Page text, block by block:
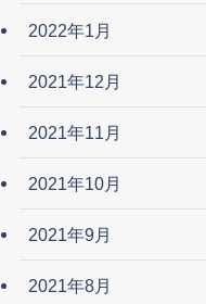
2022年1月
2021年12月
2021年11月
2021年10月
2021年9月
2021年8月